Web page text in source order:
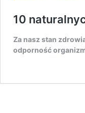
10
Za nasz stan
odporność